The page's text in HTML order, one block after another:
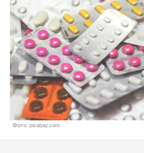
Фото: pixabay.com